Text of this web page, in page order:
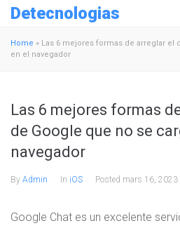
Detecnologias
Home » Las 6 mejores formas de arreglar el
en el navegador
Las 6 mejores formas
de Google que no se
navegador
By Admin In iOS Posted mars 16, 2023
Google Chat es un excelente